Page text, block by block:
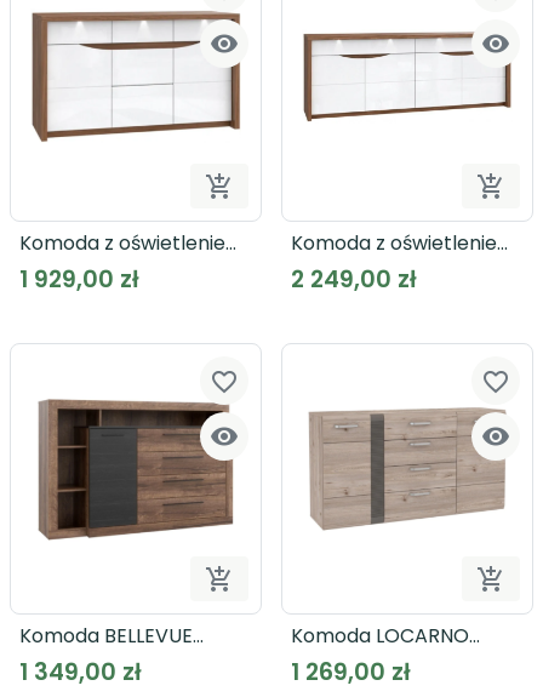


Dodaj do koszyka
Komoda z oświetleniem
SAINT TROPEZ STZK231B
1 929,00 zł


Komoda z oświetleniem
SAINT TROPEZ STZK241B
szeroka
2 249,00 zł


Dodaj do koszyka
favorite_border
Komoda BELLEVUE
BLQK351L
1 349,00 zł


favorite_border
Komoda LOCARNO
LCRK231
1 269,00 zł